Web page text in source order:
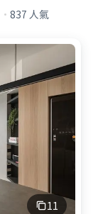
· 837 人氣
11